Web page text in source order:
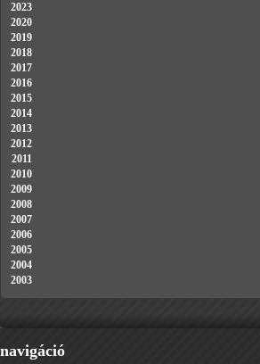
2023
2020
2019
2018
2017
2016
2015
2014
2013
2012
2011
2010
2009
2008
2007
2006
2005
2004
2003
navigáció